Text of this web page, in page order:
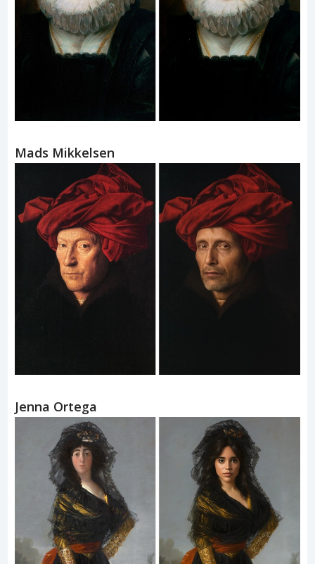
Mads Mikkelsen
Jenna Ortega